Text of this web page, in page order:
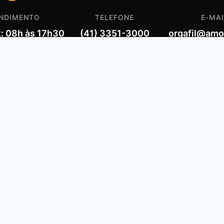
08h às 17h30
TELEFONE
(41) 3351-3000
E-